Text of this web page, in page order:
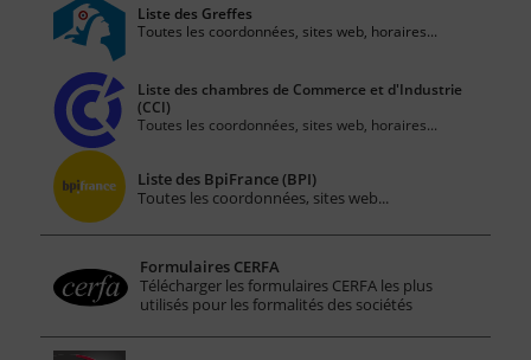
Liste des Greffes
Toutes les coordonnées, sites web, horaires...
Liste des chambres de Commerce et d'Industrie
(CCI)
Toutes les coordonnées, sites web, horaires...
Liste des BpiFrance (BPI)
Toutes les coordonnées, sites web...
Formulaires CERFA
Télécharger les formulaires CERFA les plus
utilisés pour les formalités des sociétés